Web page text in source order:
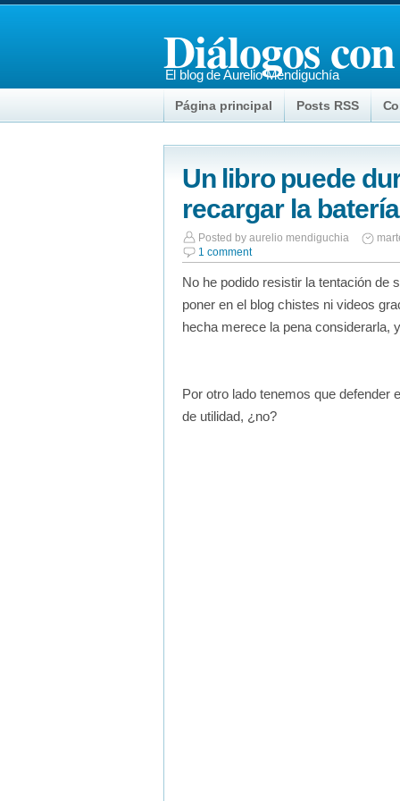
Diálogos
El blog de Aurelio Mendiguchía
Página principal Posts RSS
Un libro puede
recargar la batería
Posted by aurelio mendiguchia
1 comment
No he podido resistir la tentación de
poner en el blog chistes ni videos
hecha merece la pena considerarla,
Por otro lado tenemos que defender
de utilidad, ¿no?